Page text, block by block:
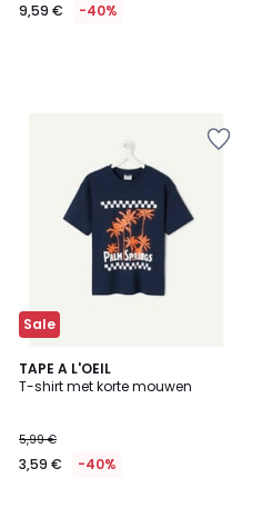
9,59 € -40%
Sale
TAPE A L'OEIL
T-shirt met korte mouwen
5,99 €
3,59 € -40%
2
Kleuren